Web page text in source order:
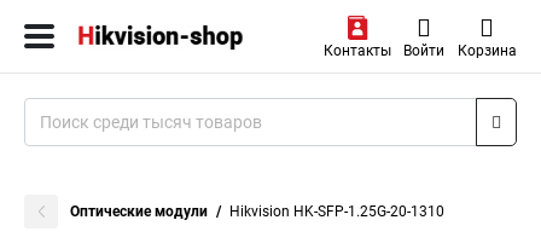
Контакты Войти Корзина
Оптические модули Hikvision HK-SFP-1.25G-20-1310